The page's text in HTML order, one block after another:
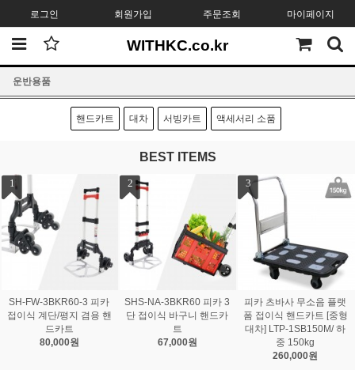
로그인 회원가입 주문조회 마이페이지
WITHKC.co.kr
운반용품
핸드카트 대차 서빙카트 액세서리 소품
BEST ITEMS
1
SH-FW-3BKR60-3 피카
접이식 계단/평지 겸용 핸
드카트
80,000원
2
SHS-NA-3BKR60 피카 3
단 접이식 바구니 핸드카
트
67,000원
3
피카 츠바사 무소음 플랫
폼 접이식 핸드카트 [중형
대차] LTP-1SB150M/ 하
중 150kg
260,000원